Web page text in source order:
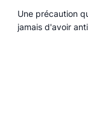
Une précaution
jamais d'avoir